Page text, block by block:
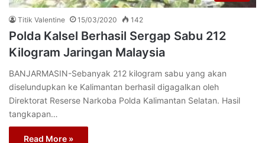
Titik Valentine 15/03/2020 142
Polda Kalsel Berhasil Sergap Sabu 212
Kilogram Jaringan Malaysia
BANJARMASIN-Sebanyak 212 kilogram sabu yang akan
diselundupkan ke Kalimantan berhasil digagalkan oleh
Direktorat Reserse Narkoba Polda Kalimantan Selatan. Hasil
tangkapan…
Read More »